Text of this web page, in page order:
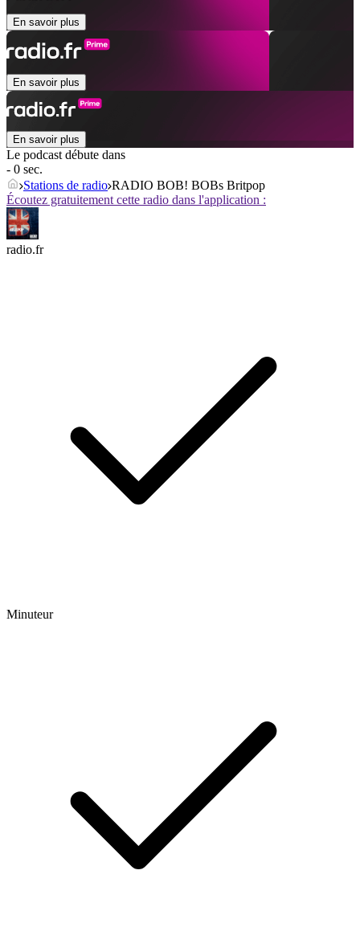
En savoir plus
En savoir plus
En savoir plus
Le podcast débute dans
- 0 sec.
Stations de radio RADIO BOB! BOBs Britpop
Écoutez gratuitement cette radio dans l'application :
radio.fr
Minuteur